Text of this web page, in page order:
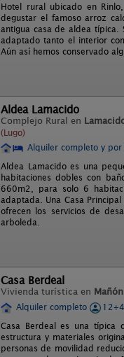
Hotel rural ubicado en
degustar el famoso arroz
antigua casa de aldea típica.
adaptado tanto el interior
Aún así hemos conservado
Aldea Lamacido
Complejo Rural en
(Lugo)
Alquiler completo y por
Aldea Lamacido es una
habitaciones dobles con
660m2, para solo 6
adaptada. Una Casa
ofrecen los servicios de
arboleda.
Casa Berdeal
Vivienda turística en Mañón
Alquiler completo
Casa Berdeal es una típica
estructura y materiales
personas de movilidad